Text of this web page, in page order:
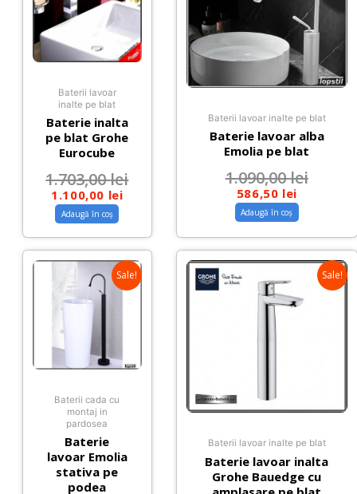
Baterii lavoar
inalte pe blat
Baterie inalta
pe blat Grohe
Eurocube
1.703,00lei
1.100,00 lei
Adaugă în coș
Baterii lavoar inalte pe blat
Baterie lavoar alba
Emolia pe blat
1.090,00lei
586,50 lei
Adaugă în coș
Sale!
Baterii cada cu
montaj in
pardosea
Baterie
lavoar Emolia
stativa pe
podea
Sale!
Baterii lavoar inalte pe blat
Baterie lavoar inalta
Grohe Bauedge cu